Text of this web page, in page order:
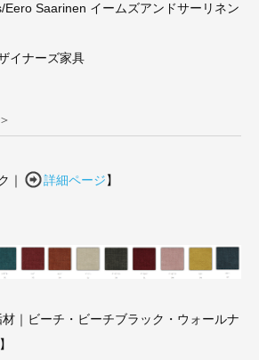
Saarinen イームズアンドサーリネン
イナーズ家具
｜ 詳細ページ】
材｜ビーチ・ビーチブラック・ウォールナ
】